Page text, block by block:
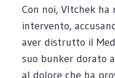
Con noi, Vltchek
intervento,
aver distrutto il
suo bunker dorato
al dolore che ha